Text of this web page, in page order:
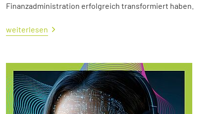
Finanzadministration erfolgreich transformiert haben.
weiterlesen